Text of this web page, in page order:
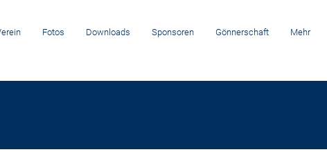
Fotos Downloads Sponsoren Gönnerschaft Mehr